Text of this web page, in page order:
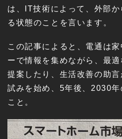
は、IT技術によって、外部
る状態のことを言います。
この記事によると、電通は
ーで情報を集めながら、最
提案したり、生活改善の助
試みを始め、5年後、2030
こと。